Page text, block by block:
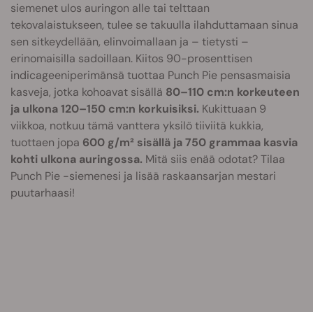
siemenet ulos auringon alle tai telttaan
tekovalaistukseen, tulee se takuulla ilahduttamaan sinua
sen sitkeydellään, elinvoimallaan ja – tietysti –
erinomaisilla sadoillaan. Kiitos 90-prosenttisen
indicageeniperimänsä tuottaa Punch Pie pensasmaisia
kasveja, jotka kohoavat sisällä 80–110 cm:n korkeuteen
ja ulkona 120–150 cm:n korkuisiksi. Kukittuaan 9
viikkoa, notkuu tämä vanttera yksilö tiiviitä kukkia,
tuottaen jopa 600 g/m² sisällä ja 750 grammaa kasvia
kohti ulkona auringossa. Mitä siis enää odotat? Tilaa
Punch Pie -siemenesi ja lisää raskaansarjan mestari
puutarhaasi!